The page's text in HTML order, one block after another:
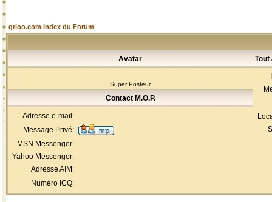
grioo.com Index du Forum
Avatar Tout
Super Posteur
Contact M.O.P.
Adresse e-mail:
Message Privé:
MSN Messenger:
Yahoo Messenger:
Adresse AIM:
Numéro ICQ: